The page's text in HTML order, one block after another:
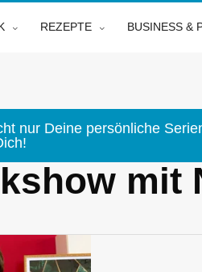
REZEPTE BUSINESS &
nur Deine persönliche
mit